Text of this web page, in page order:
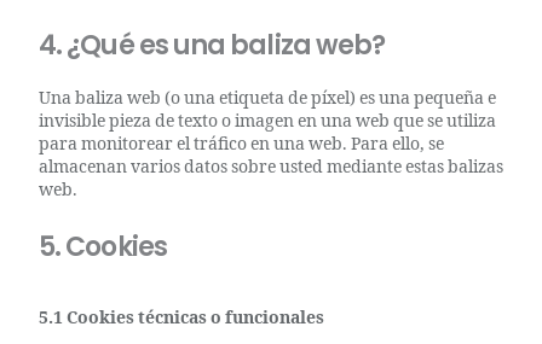
4. ¿Qué es una baliza web?
Una baliza web (o una etiqueta de píxel) es una pequeña e
invisible pieza de texto o imagen en una web que se utiliza
para monitorear el tráfico en una web. Para ello, se
almacenan varios datos sobre usted mediante estas balizas
web.
5. Cookies
5.1 Cookies técnicas o funcionales